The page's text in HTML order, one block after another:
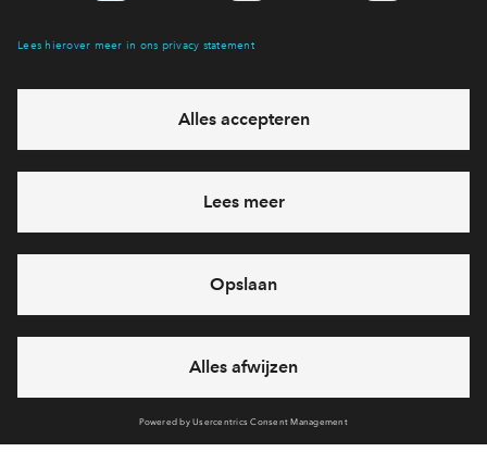
Hiermee blijf je op de hoogte van het belangrijkste nieuws en
Ja, ik wil mij aanmelden
Heb je een vraag en wil je direct antwoord? Bel ons op
712 27 15
feestdagen)
vandaag gesloten, maandag zijn we vanaf
09:00 uur weer
bereikbaar